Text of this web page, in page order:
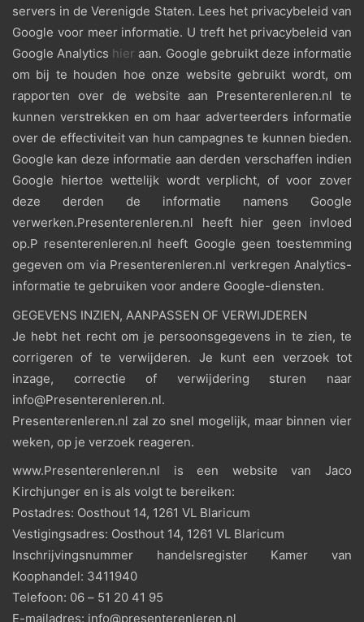
servers in de Verenigde Staten. Lees het privacybeleid van
Google voor meer informatie. U treft het privacybeleid van
Google Analytics hier aan. Google gebruikt deze informatie
om bij te houden hoe onze website gebruikt wordt, om
rapporten over de website aan Presenterenleren.nl te
kunnen verstrekken en om haar adverteerders informatie
over de effectiviteit van hun campagnes te kunnen bieden.
Google kan deze informatie aan derden verschaffen indien
Google hiertoe wettelijk wordt verplicht, of voor zover
deze derden de informatie namens Google
verwerken.Presenterenleren.nl heeft hier geen invloed
op.P resenterenleren.nl heeft Google geen toestemming
gegeven om via Presenterenleren.nl verkregen Analytics-
informatie te gebruiken voor andere Google-diensten.
GEGEVENS INZIEN, AANPASSEN OF VERWIJDEREN
Je hebt het recht om je persoonsgegevens in te zien, te
corrigeren of te verwijderen. Je kunt een verzoek tot
inzage, correctie of verwijdering sturen naar
info@Presenterenleren.nl.
Presenterenleren.nl zal zo snel mogelijk, maar binnen vier
weken, op je verzoek reageren.
www.Presenterenleren.nl is een website van Jaco
Kirchjunger en is als volgt te bereiken:
Postadres: Oosthout 14, 1261 VL Blaricum
Vestigingsadres: Oosthout 14, 1261 VL Blaricum
Inschrijvingsnummer handelsregister Kamer van
Koophandel: 3411940
Telefoon: 06 – 51 20 41 95
E-mailadres: info@presenterenleren.nl